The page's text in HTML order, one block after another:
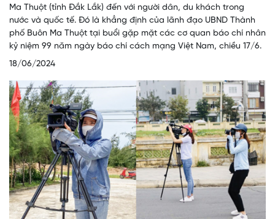
Ma Thuột (tỉnh Đắk Lắk) đến với người dân, du khách trong
nước và quốc tế. Đó là khẳng định của lãnh đạo UBND Thành
phố Buôn Ma Thuột tại buổi gặp mặt các cơ quan báo chí nhân
kỷ niệm 99 năm ngày báo chí cách mạng Việt Nam, chiều 17/6.
18/06/2024